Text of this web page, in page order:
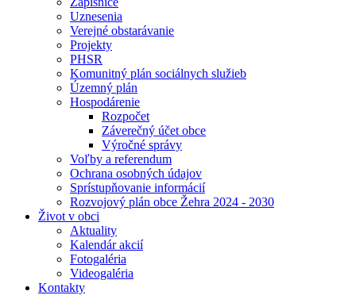
Uznesenia
Verejné obstarávanie
Projekty
PHSR
Komunitný plán sociálnych služieb
Územný plán
Hospodárenie
Rozpočet
Záverečný účet obce
Výročné správy
Voľby a referendum
Ochrana osobných údajov
Sprístupňovanie informácií
Rozvojový plán obce Žehra 2024 - 2030
Život v obci
Aktuality
Kalendár akcií
Fotogaléria
Videogaléria
Kontakty